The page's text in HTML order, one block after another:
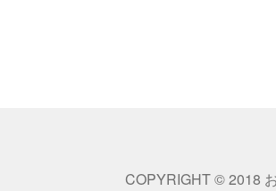
COPYRIGHT © 2018